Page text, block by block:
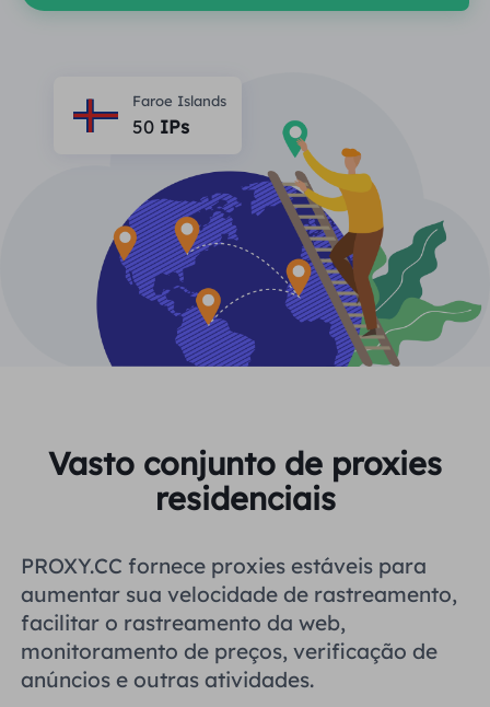
Proxy ISP de longa duração
Agente de data center estático
Proxy ISP de longa duração $1.4
Proteção da marca
Monitoramento de SEO
Verificação de anúncios
Raspagem e rastreamento da Web
Recursos
Programa de afiliados
Parceiros
FERRAMENTAS GRATUITAS
Verificador de proxy
LOCAIS
Estados Unidos
Reino Unido
Brasil
Rússia
Aprender
Perguntas frequentes
Blogue
Guia do usuário
Mais integrações
中文
English
Deutsch
Indonesia
Русский
हिंदी
Aproveitar77% de descontoe aja agora!
Residencial $0/GB $0/dia ilimitado
Faroe Islands
50IPs
Vasto conjunto de proxies
residenciais
PROXY.CC fornece proxies estáveis ​​para
aumentar sua velocidade de rastreamento,
facilitar o rastreamento da web,
monitoramento de preços, verificação de
anúncios e outras atividades.